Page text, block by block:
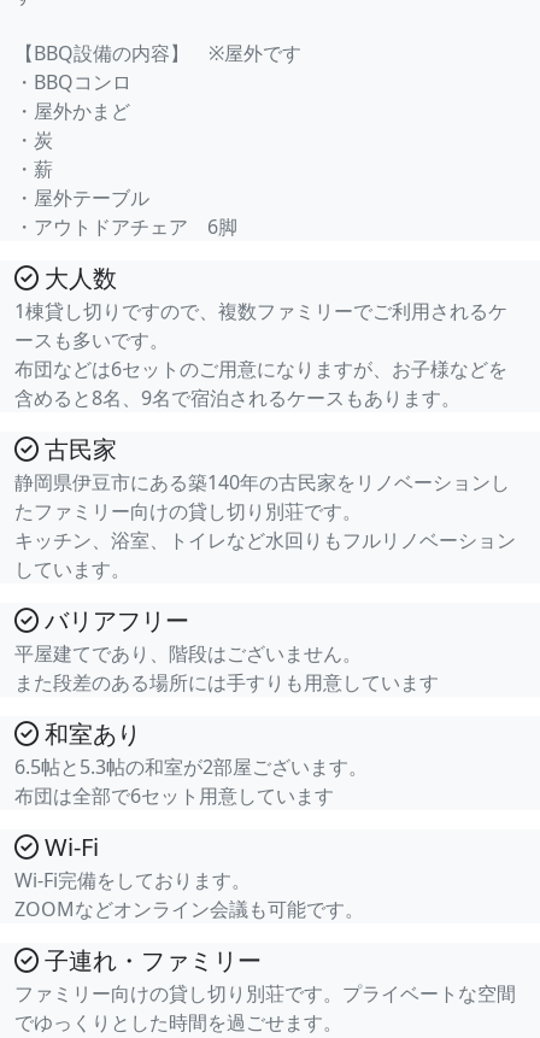
【BBQ設備の内容】 ※屋外です
・BBQコンロ
・屋外かまど
・炭
・薪
・屋外テーブル
・アウトドアチェア 6脚
大人数
1棟貸し切りですので、複数ファミリーでご利用されるケ
ースも多いです。
布団などは6セットのご用意になりますが、お子様などを
含めると8名、9名で宿泊されるケースもあります。
古民家
静岡県伊豆市にある築140年の古民家をリノベーションし
たファミリー向けの貸し切り別荘です。
キッチン、浴室、トイレなど水回りもフルリノベーション
しています。
バリアフリー
平屋建てであり、階段はございません。
また段差のある場所には手すりも用意しています
和室あり
6.5帖と5.3帖の和室が2部屋ございます。
布団は全部で6セット用意しています
Wi-Fi
Wi-Fi完備をしております。
ZOOMなどオンライン会議も可能です。
子連れ・ファミリー
ファミリー向けの貸し切り別荘です。プライベートな空間
でゆっくりとした時間を過ごせます。